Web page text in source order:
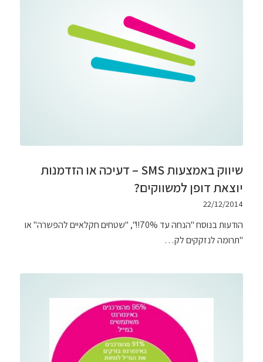
שיווק באמצעות SMS – דעיכה או הזדמנות
יוצאת דופן למשווקים?
22/12/2014
הודעות בנוסח "הנחה עד 70%!!", "שטחים חקלאיים להפשרה" או
"תרומה לנזקקים לק…